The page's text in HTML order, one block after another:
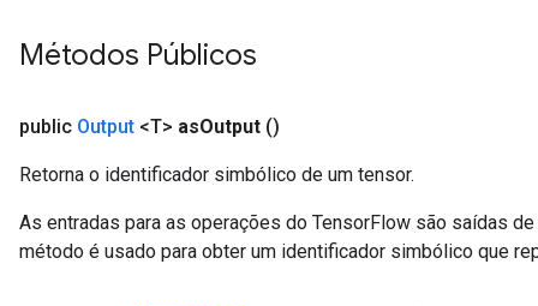
Métodos Públicos
public Output <T> asOutput ()
Retorna o identificador simbólico de um tensor.
As entradas para as operações do TensorFlow são saídas
método é usado para obter um identificador simbólico que